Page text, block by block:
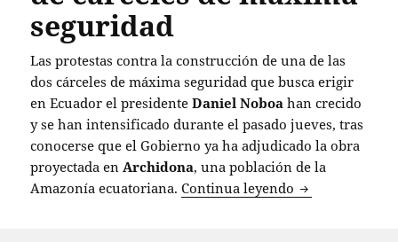
seguridad
Las protestas contra la construcción de una de las
dos cárceles de máxima seguridad que busca erigir
en Ecuador el presidenteDaniel Noboa han crecido
y se han intensificado durante el pasado jueves, tras
conocerse que el Gobierno ya ha adjudicado la obra
proyectada en Archidona, una población de la
Amazonía ecuatoriana.Continua leyendo Protestas en